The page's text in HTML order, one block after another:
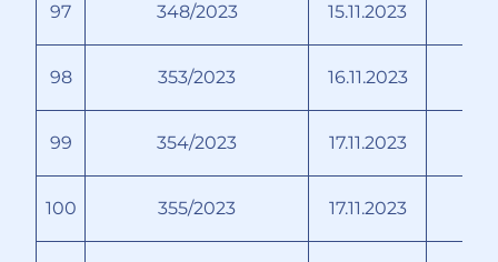
97 348/2023 15.11.2023
98 353/2023 16.11.2023
99 354/2023 17.11.2023
100 355/2023 17.11.2023